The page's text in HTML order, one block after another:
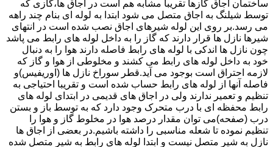
ساختمان اجاق گازها تقریبا مشابه هم است در اجاق ها،گازی که
توسط شیلنگ به اجاق متصل می شود ابتدا به لوله ای بنام چند راهه
می رسد.بر روی این لوله شیرهای اجاق نصب شده است در انتهای
شیرها نازل ها قرار دارند که گاز را به داخل لوله های رابط می پاشد
چون نازل ها اندکی با لوله های رابط فاصله دارند هوا را به دنبال
خود به داخل لوله های رابط می کشند و مخلوطی از هوا و گاز که
لازمه احتراق است بوجود می آید.قطر سوراخ نازل ها (اوریفیس)و
فاصله آنها از لوله های رابط حساب شده است و تقریبا احتیاجی به
تنظیم و تعمیر ندارند ولی در اجاق های قدیمی در ابتدای لوله های
رابط محفظه ای با درب متحرک وجود دارد که به توسط باز و بستن
درب (صفحه)می توان مقدار درصد هوا در مخلوط گاز و هوا را
تنظیم نموده تا شعله مناسبی را داشته باشیم.در بعضی از اجاق ها
نازل به شیر متصل نیست و ابتدا لوله های رابط به شیر متصل شده